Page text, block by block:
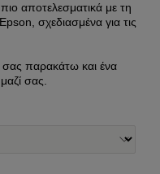
αποτελεσματικά με τη
σχεδιασμένα για τις
σας παρακάτω και ένα
σας.